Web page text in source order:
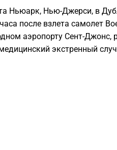
Ньюарк, Нью-Джерси, в
после взлета самолет
аэропорту Сент-Джонс,
экстренный